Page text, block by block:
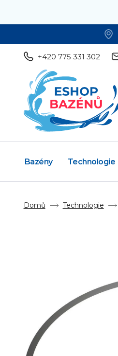
+420 775 331 302
Bazény Technologie
Domů Technologie